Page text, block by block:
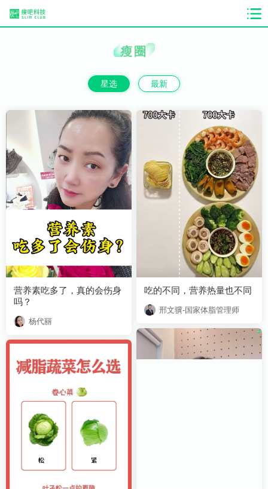
瘦圈
星选 最新
吗？
杨代丽
吃的不同，营养热量也不同
邢文骥-国家体脂管理师